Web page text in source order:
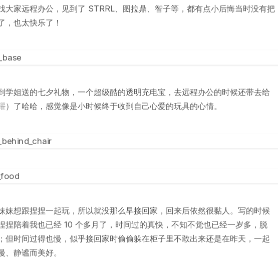
大家远程办公，见到了 STRRL、图拉鼎、智子等，都有点小后悔当时没有把
，也太快乐了！
学姐送的七夕礼物，一个超级酷的透明充电宝，去远程办公的时候还带去给
）了哈哈，感觉像是小时候终于收到自己心爱的玩具的心情。
妹想跟捏捏一起玩，所以就没那么早接回家，回来后依然很黏人。写的时候
捏陪着我也已经 10 个多月了，时间过的真快，不知不觉也已经一岁多，脱
但时间过得也慢，似乎接回家时偷偷躲在柜子里不敢出来还是在昨天，一起
、静谧而美好。